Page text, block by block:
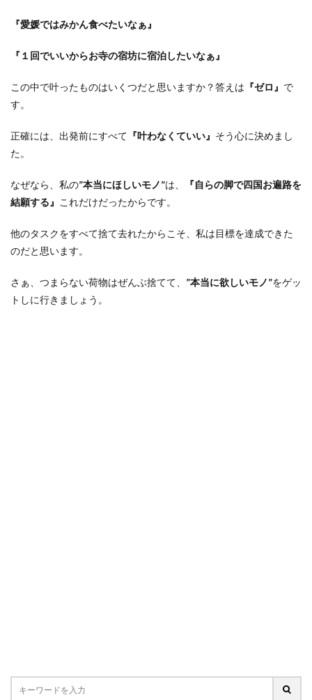
『愛媛ではみかん食べたいなぁ』
『１回でいいからお寺の宿坊に宿泊したいなぁ』
この中で叶ったものはいくつだと思いますか？答えは 『ゼロ』 で
す。
正確には、出発前にすべて 『叶わなくていい』 そう心に決めまし
た。
なぜなら、私の”本当にほしいモノ”は、
『自らの脚で四国お遍路を
結願する』 これだけだったからです。
他のタスクをすべて捨て去れたからこそ、私は目標を達成できた
のだと思います。
さぁ、つまらない荷物はぜんぶ捨てて、 ”本当に欲しいモノ”をゲッ
トしに行きましょう。